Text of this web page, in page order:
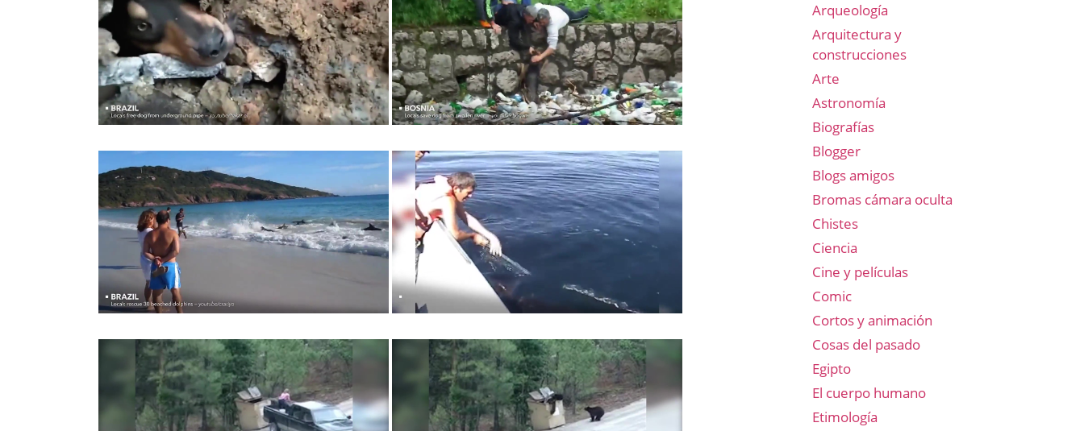
Arqueología
Arquitectura y
construcciones
Arte
Astronomía
Biografías
Blogger
Blogs amigos
Bromas cámara oculta
Chistes
Ciencia
Cine y películas
Comic
Cortos y animación
Cosas del pasado
Egipto
El cuerpo humano
Etimología